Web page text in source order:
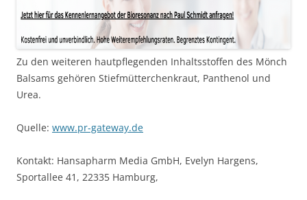
Zu den weiteren hautpflegenden Inhaltsstoffen des Mönch
Balsams gehören Stiefmütterchenkraut, Panthenol und
Urea.
Quelle: www.pr-gateway.de
Kontakt: Hansapharm Media GmbH, Evelyn Hargens,
Sportallee 41, 22335 Hamburg,